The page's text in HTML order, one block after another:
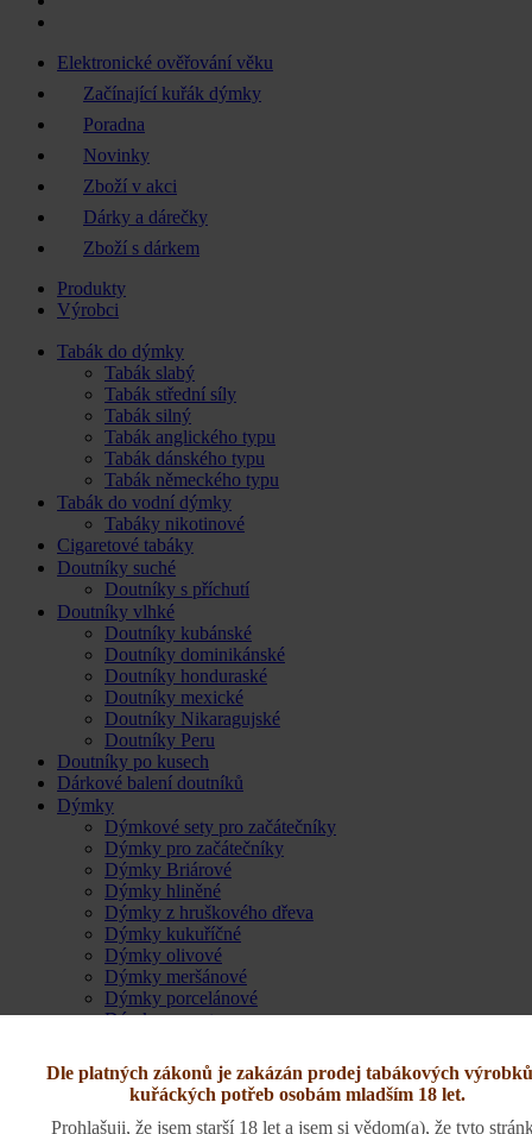
Elektronické ověřování věku
Začínající kuřák dýmky
Poradna
Novinky
Zboží v akci
Dárky a dárečky
Zboží s dárkem
Produkty
Výrobci
Tabák do dýmky
Tabák slabý
Tabák střední síly
Tabák silný
Tabák anglického typu
Tabák dánského typu
Tabák německého typu
Tabák do vodní dýmky
Tabáky nikotinové
Cigaretové tabáky
Doutníky suché
Doutníky s příchutí
Doutníky vlhké
Doutníky kubánské
Doutníky dominikánské
Doutníky honduraské
Doutníky mexické
Doutníky Nikaragujské
Doutníky Peru
Doutníky po kusech
Dárkové balení doutníků
Dýmky
Dýmkové sety pro začátečníky
Dýmky pro začátečníky
Dýmky Briárové
Dýmky hliněné
Dýmky z hruškového dřeva
Dýmky kukuříčné
Dýmky olivové
Dýmky meršánové
Dýmky porcelánové
Dýmky z morty
Dýmky čtenářské
Dýmka Nôrding Compass
Dýmka Aldo Moreti
Dýmka Cesare Barontini
Dle platných zákonů je zakázán prodej tabákových
kuřáckých potřeb osobám mladším 18 let.
Prohlašuji, že jsem starší 18 let a jsem si vědom(a), že tyto